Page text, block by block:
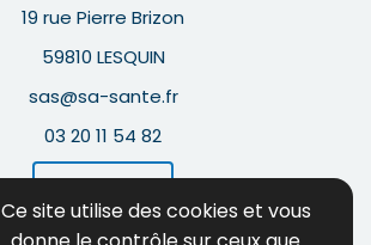
19 rue Pierre Brizon
59810 LESQUIN
sas@sa-sante.fr
03 20 11 54 82
Ce site utilise des cookies et vous